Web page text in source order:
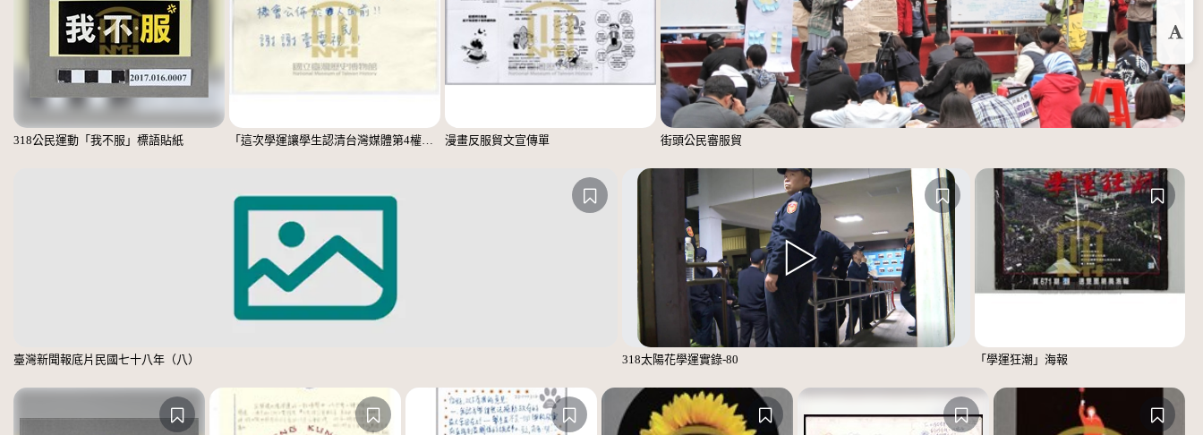
318公民運動「我不服」標語貼紙 「這次學運讓學生認清台灣媒體第4權的崩壞」便利貼 漫畫反服貿文宣傳單 街頭公民審服貿
臺灣新聞報底片民國七十八年（八） 318太陽花學運實錄-80 「學運狂潮」海報
放